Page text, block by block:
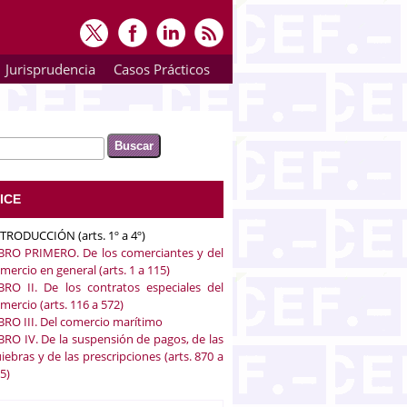
Jurisprudencia Casos Prácticos
de búsqueda
(arts. 1º a 4º)
PRIMERO. De los comerciantes y del
en general (arts. 1 a 115)
II. De los contratos especiales del
(arts. 116 a 572)
III. Del comercio marítimo
IV. De la suspensión de pagos, de las
y de las prescripciones (arts. 870 a